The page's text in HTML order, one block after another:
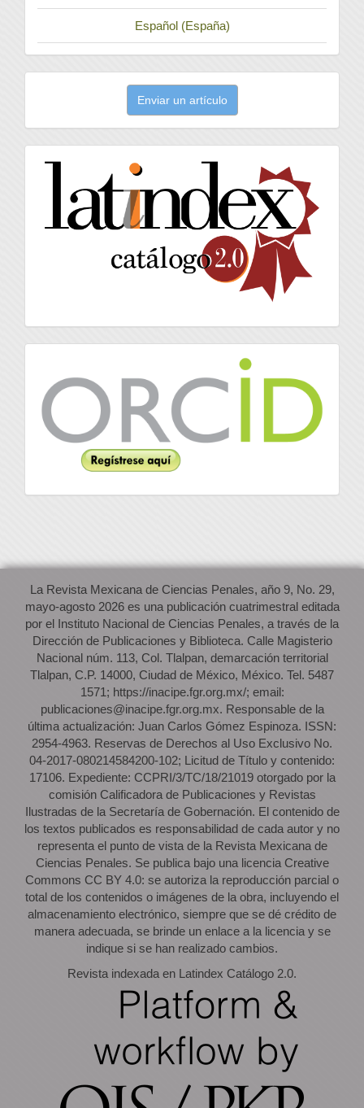
Español (España)
artículo
Enviar un artículo
latindex
La Revista Mexicana de Ciencias Penales, año 9, No. 29,
mayo-agosto 2026 es una publicación cuatrimestral editada
por el Instituto Nacional de Ciencias Penales, a través de la
Dirección de Publicaciones y Biblioteca. Calle Magisterio
Nacional núm. 113, Col. Tlalpan, demarcación territorial
Tlalpan, C.P. 14000, Ciudad de México, México. Tel. 5487
1571; https://inacipe.fgr.org.mx/; email:
publicaciones@inacipe.fgr.org.mx. Responsable de la
última actualización: Juan Carlos Gómez Espinoza. ISSN:
2954-4963. Reservas de Derechos al Uso Exclusivo No.
04-2017-080214584200-102; Licitud de Título y contenido:
17106. Expediente: CCPRI/3/TC/18/21019 otorgado por la
comisión Calificadora de Publicaciones y Revistas
Ilustradas de la Secretaría de Gobernación. El contenido de
los textos publicados es responsabilidad de cada autor y no
representa el punto de vista de la Revista Mexicana de
Ciencias Penales. Se publica bajo una licencia Creative
Commons CC BY 4.0: se autoriza la reproducción parcial o
total de los contenidos o imágenes de la obra, incluyendo el
almacenamiento electrónico, siempre que se dé crédito de
manera adecuada, se brinde un enlace a la licencia y se
indique si se han realizado cambios.
Revista indexada en Latindex Catálogo 2.0.